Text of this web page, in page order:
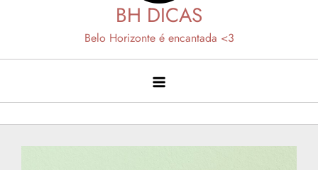
BH DICAS
Belo Horizonte é encantada <3